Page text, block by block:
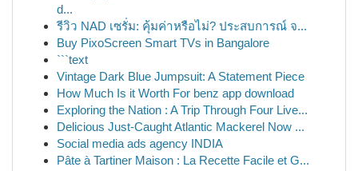
d...
รีวิว NAD เซรั่ม: คุ้มค่าหรือไม่? ประสบการณ์ จ...
Buy PixoScreen Smart TVs in Bangalore
```text
Vintage Dark Blue Jumpsuit: A Statement Piece
How Much Is it Worth For benz app download
Exploring the Nation : A Trip Through Four Live...
Delicious Just-Caught Atlantic Mackerel Now ...
Social media ads agency INDIA
Pâte à Tartiner Maison : La Recette Facile et G...